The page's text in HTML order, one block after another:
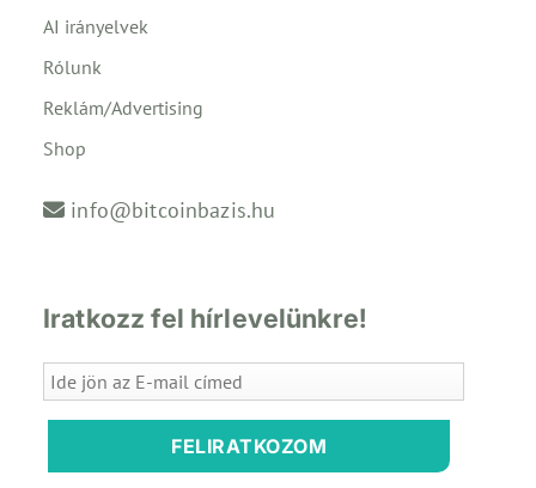
AI irányelvek
Rólunk
Reklám/Advertising
Shop
info@bitcoinbazis.hu
Iratkozz fel hírlevelünkre!
FELIRATKOZOM